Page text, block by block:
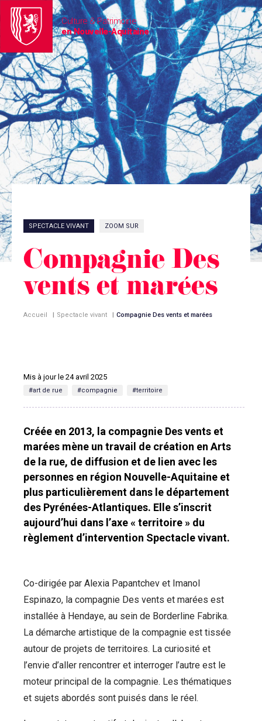
Culture & Patrimoine
en Nouvelle-Aquitaine
SPECTACLE VIVANT ZOOM SUR
Compagnie Des
vents et marées
Accueil | Spectacle vivant | Compagnie Des vents et marées
Mis à jour le 24 avril 2025
#art de rue #compagnie #territoire
Créée en 2013, la compagnie Des vents et
marées mène un travail de création en Arts
de la rue, de diffusion et de lien avec les
personnes en région Nouvelle-Aquitaine et
plus particulièrement dans le département
des Pyrénées-Atlantiques. Elle s’inscrit
aujourd’hui dans l’axe « territoire » du
règlement d’intervention Spectacle vivant.
Co-dirigée par Alexia Papantchev et Imanol
Espinazo, la compagnie Des vents et marées est
installée à Hendaye, au sein de Borderline Fabrika.
La démarche artistique de la compagnie est tissée
autour de projets de territoires. La curiosité et
l’envie d’aller rencontrer et interroger l’autre est le
moteur principal de la compagnie. Les thématiques
et sujets abordés sont puisés dans le réel.